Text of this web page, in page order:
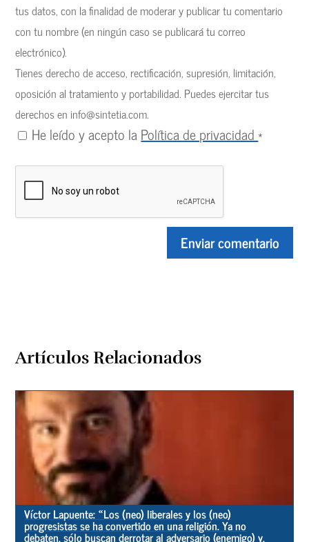
tus datos, con la finalidad de moderar y publicar tu comentario
con tu nombre (en ningún caso se publicará tu correo
electrónico).
Tienes derecho de acceso, rectificación, supresión, limitación,
oposición al tratamiento y portabilidad. Puedes ejercitar tus
derechos en info@sintetia.com.
He leído y acepto la Política de privacidad*
Artículos Relacionados
Víctor Lapuente: «Los (neo) liberales y los (neo)
progresistas se ha convertido en una religión. Ya no
debaten, sólo buscan derrotar al adversario (enemigo) y,